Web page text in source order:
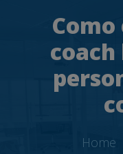
coach
Home